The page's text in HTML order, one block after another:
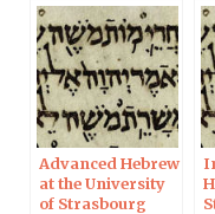
Advanced Hebrew
at the University
of Strasbourg